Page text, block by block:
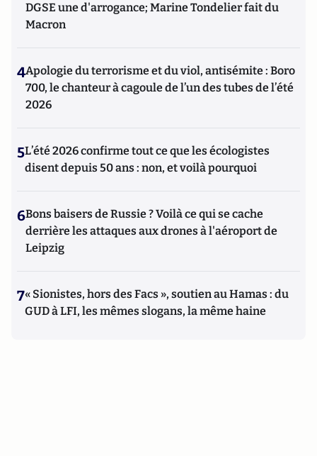
DGSE une d'arrogance; Marine Tondelier fait du
Macron
4Apologie du terrorisme et du viol, antisémite : Boro
700, le chanteur à cagoule de l’un des tubes de l’été
2026
5L’été 2026 confirme tout ce que les écologistes
disent depuis 50 ans : non, et voilà pourquoi
6Bons baisers de Russie ? Voilà ce qui se cache
derrière les attaques aux drones à l'aéroport de
Leipzig
7« Sionistes, hors des Facs », soutien au Hamas : du
GUD à LFI, les mêmes slogans, la même haine